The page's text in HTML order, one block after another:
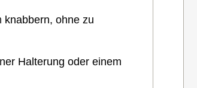
knabbern, ohne zu
Halterung oder einem